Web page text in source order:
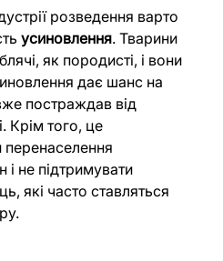
розведення варто
усиновлення. Тварини
як породисті, і вони
дає шанс на
постраждав від
Крім того, це
і не підтримувати
які часто ставляться